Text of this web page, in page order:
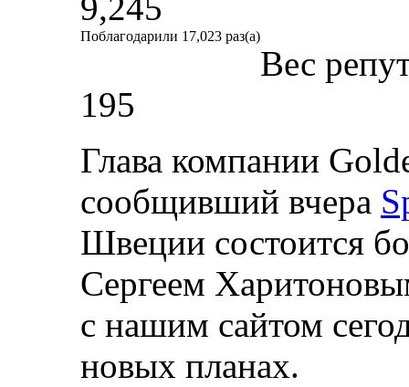
9,245
Поблагодарили 17,023 раз(а)
Вес
195
Глава компании
сообщивший вчера
Швеции состоится
Сергеем
с нашим сайтом
новых планах.